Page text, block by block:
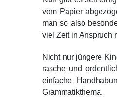
vom Papier
man so also
viel Zeit in Anspruch
Nicht nur jüngere
rasche und
einfache
Grammatikthema.